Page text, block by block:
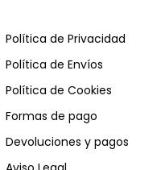
Política de Privacidad
Política de Envíos
Política de Cookies
Formas de pago
Devoluciones y pagos